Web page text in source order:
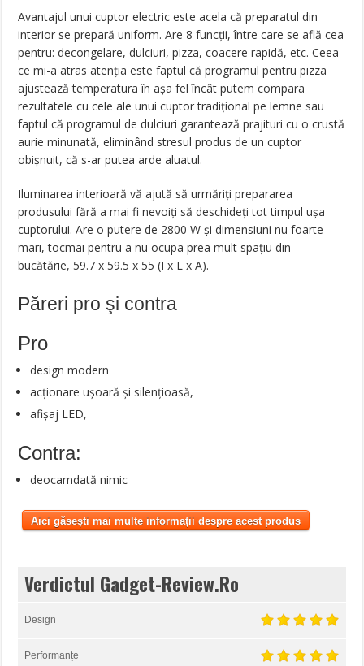
Avantajul unui cuptor electric este acela că preparatul din
interior se prepară uniform. Are 8 funcții, între care se află cea
pentru: decongelare, dulciuri, pizza, coacere rapidă, etc. Ceea
ce mi-a atras atenția este faptul că programul pentru pizza
ajustează temperatura în așa fel încât putem compara
rezultatele cu cele ale unui cuptor tradițional pe lemne sau
faptul că programul de dulciuri garantează prajituri cu o crustă
aurie minunată, eliminând stresul produs de un cuptor
obișnuit, că s-ar putea arde aluatul.
Iluminarea interioară vă ajută să urmăriți prepararea
produsului fără a mai fi nevoiți să deschideți tot timpul ușa
cuptorului. Are o putere de 2800 W și dimensiuni nu foarte
mari, tocmai pentru a nu ocupa prea mult spațiu din
bucătărie, 59.7 x 59.5 x 55 (I x L x A).
Păreri pro şi contra
Pro
design modern
acționare ușoară și silențioasă,
afișaj LED,
Contra:
deocamdată nimic
Aici găsești mai multe informații despre acest produs
Verdictul Gadget-Review.Ro
Design
Performanțe